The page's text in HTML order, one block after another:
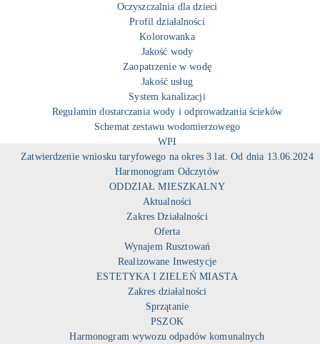
Oczyszczalnia dla dzieci
Profil działalności
Kolorowanka
Jakość wody
Zaopatrzenie w wodę
Jakość usług
System kanalizacji
Regulamin dostarczania wody i odprowadzania ścieków
Schemat zestawu wodomierzowego
WPI
Zatwierdzenie wniosku taryfowego na okres 3 lat. Od dnia 13.06.2024
Harmonogram Odczytów
ODDZIAŁ MIESZKALNY
Aktualności
Zakres Działalności
Oferta
Wynajem Rusztowań
Realizowane Inwestycje
ESTETYKA I ZIELEŃ MIASTA
Zakres działalności
Sprzątanie
PSZOK
Harmonogram wywozu odpadów komunalnych